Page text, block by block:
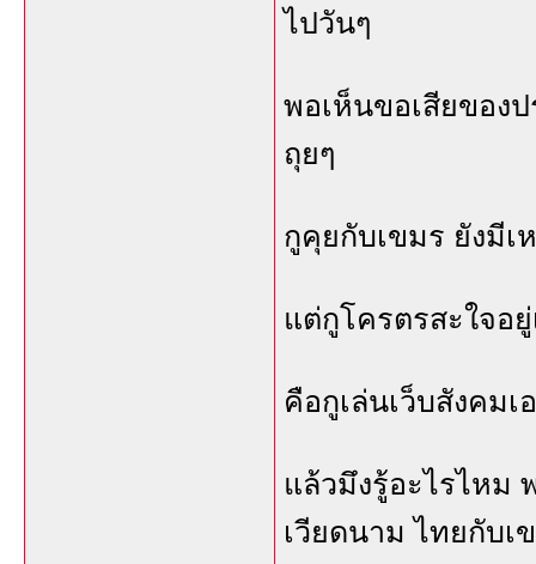
ไปวันๆ
พอเห็นขอเสียของ
ถุยๆ
กูคุยกับเขมร ยังมีเ
แต่กูโครตรสะใจอยู่
คือกูเล่นเว็บสังคมเ
แล้วมึงรู้อะไรไหม
เวียดนาม ไทยกับ